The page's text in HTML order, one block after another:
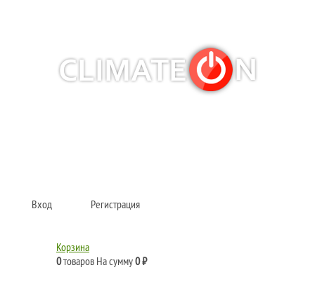
Вход Регистрация
Корзина
0товаров На сумму0 ₽